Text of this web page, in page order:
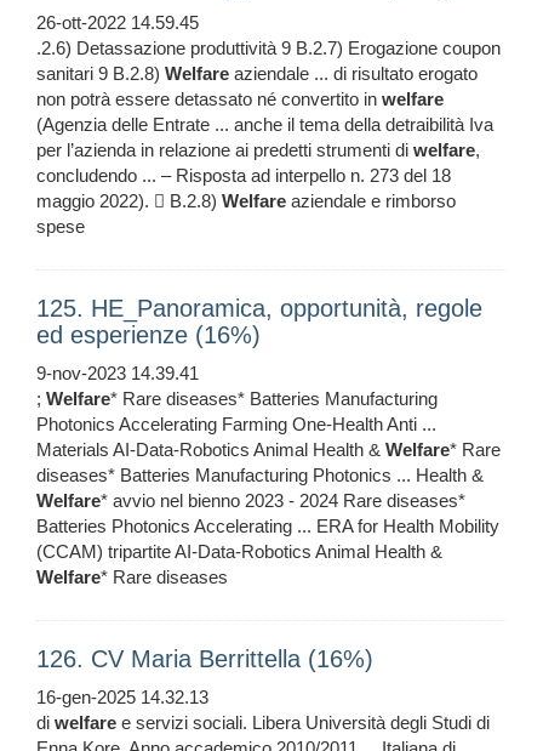
26-ott-2022 14.59.45
.2.6) Detassazione produttività 9 B.2.7) Erogazione coupon
sanitari 9 B.2.8) Welfare aziendale ... di risultato erogato
non potrà essere detassato né convertito in welfare
(Agenzia delle Entrate ... anche il tema della detraibilità Iva
per l’azienda in relazione ai predetti strumenti di welfare,
concludendo ... – Risposta ad interpello n. 273 del 18
maggio 2022).  B.2.8) Welfare aziendale e rimborso
spese
125. HE_Panoramica, opportunità, regole
ed esperienze (16%)
9-nov-2023 14.39.41
; Welfare* Rare diseases* Batteries Manufacturing
Photonics Accelerating Farming One-Health Anti ...
Materials AI-Data-Robotics Animal Health & Welfare* Rare
diseases* Batteries Manufacturing Photonics ... Health &
Welfare* avvio nel bienno 2023 - 2024 Rare diseases*
Batteries Photonics Accelerating ... ERA for Health Mobility
(CCAM) tripartite AI-Data-Robotics Animal Health &
Welfare* Rare diseases
126. CV Maria Berrittella (16%)
16-gen-2025 14.32.13
di welfare e servizi sociali. Libera Università degli Studi di